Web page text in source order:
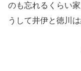
のも忘れるくらい
うして井伊と徳川